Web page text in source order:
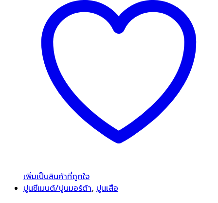
เพิ่มเป็นสินค้าที่ถูกใจ
ปูนซีเมนต์/ปูนมอร์ต้า, ปูนเสือ